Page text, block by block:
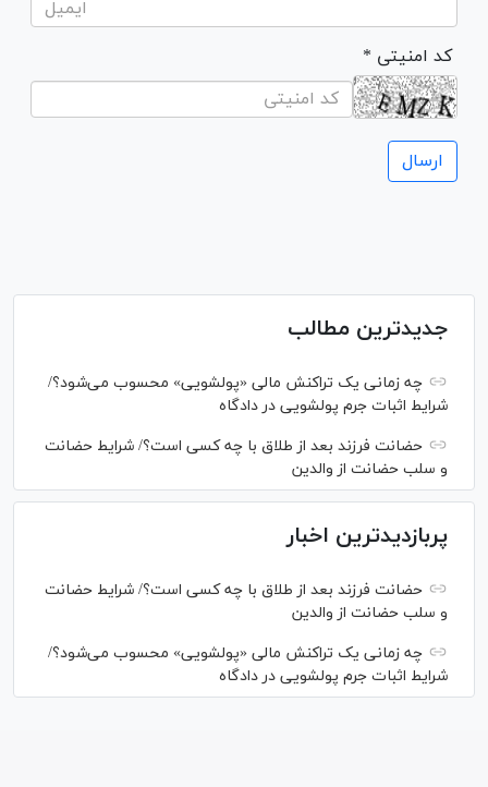
* کد امنیتی
جدیدترین مطالب
چه زمانی یک تراکنش مالی «پولشویی» محسوب می‌شود؟/
شرایط اثبات جرم پولشویی در دادگاه
حضانت فرزند بعد از طلاق با چه کسی است؟/ شرایط حضانت
و سلب حضانت از والدین
پربازدیدترین اخبار
حضانت فرزند بعد از طلاق با چه کسی است؟/ شرایط حضانت
و سلب حضانت از والدین
چه زمانی یک تراکنش مالی «پولشویی» محسوب می‌شود؟/
شرایط اثبات جرم پولشویی در دادگاه